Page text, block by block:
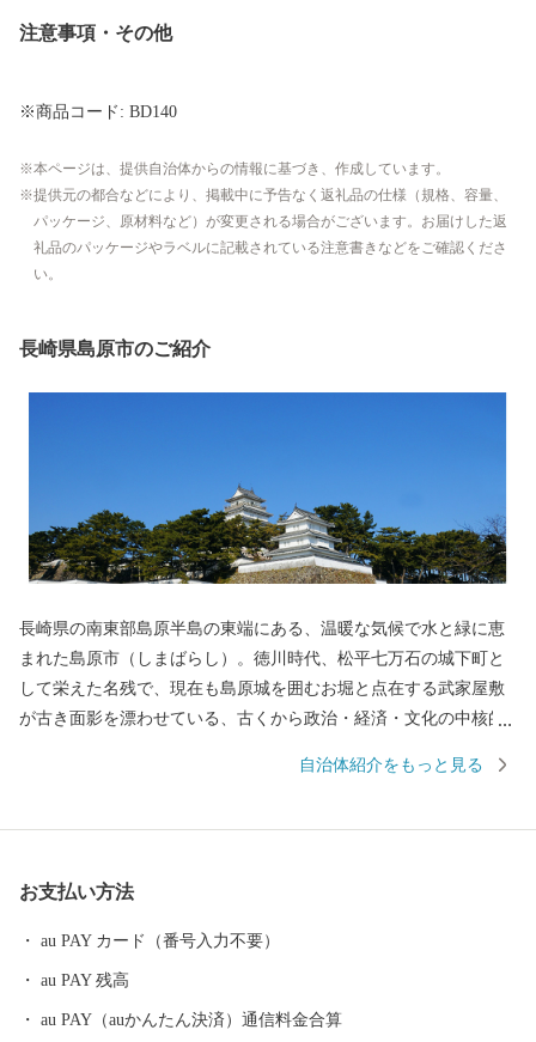
注意事項・その他
※商品コード: BD140
本ページは、提供自治体からの情報に基づき、作成しています。
提供元の都合などにより、掲載中に予告なく返礼品の仕様（規格、容量、
パッケージ、原材料など）が変更される場合がございます。お届けした返
礼品のパッケージやラベルに記載されている注意書きなどをご確認くださ
い。
長崎県島原市のご紹介
長崎県の南東部島原半島の東端にある、温暖な気候で水と緑に恵
まれた島原市（しまばらし）。徳川時代、松平七万石の城下町と
して栄えた名残で、現在も島原城を囲むお堀と点在する武家屋敷
が古き面影を漂わせている、古くから政治・経済・文化の中核的
した雲仙普賢岳の溶岩ドーム「平成新山」、東には「有明海」を
でもあります。肥沃な大地の恩恵を受け、豊かな農業地帯が生み
モノの魚介類。さらには、魅力的で質が高い肉を生産する畜産業
や素材力を存分に活かした加工品など島原には“美味しい”がいっ
自治体紹介をもっと見る
お支払い方法
au PAY カード（番号入力不要）
au PAY 残高
au PAY（auかんたん決済）通信料金合算